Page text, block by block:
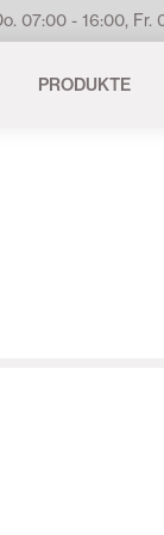
07:00 - 16:00, Fr.
PRODUKTE